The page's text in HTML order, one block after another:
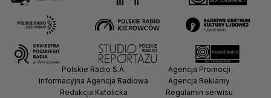
Polskie Radio S.A.
Informacyjna Agencja Radiowa
Redakcja Katolicka
Agencja Promocji
Agencja Reklamy
Regulamin serwisu